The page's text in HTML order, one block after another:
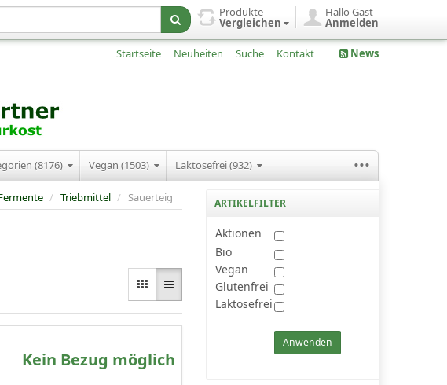
Hallo Gast
Anmelden
Produkte
Vergleichen
Startseite Neuheiten Suche Kontakt News
(8176) Vegan (1503) Laktosefrei (932) ...
/ Triebmittel / Sauerteig
Kein Bezug möglich
ARTIKELFILTER
Aktionen
Bio
Vegan
Glutenfrei
Laktosefrei